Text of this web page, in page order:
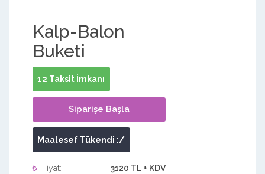
Kalp-Balon
Buketi
12 Taksit İmkanı
Siparişe Başla
Maalesef Tükendi :/
Fiyat: 3120 TL + KDV